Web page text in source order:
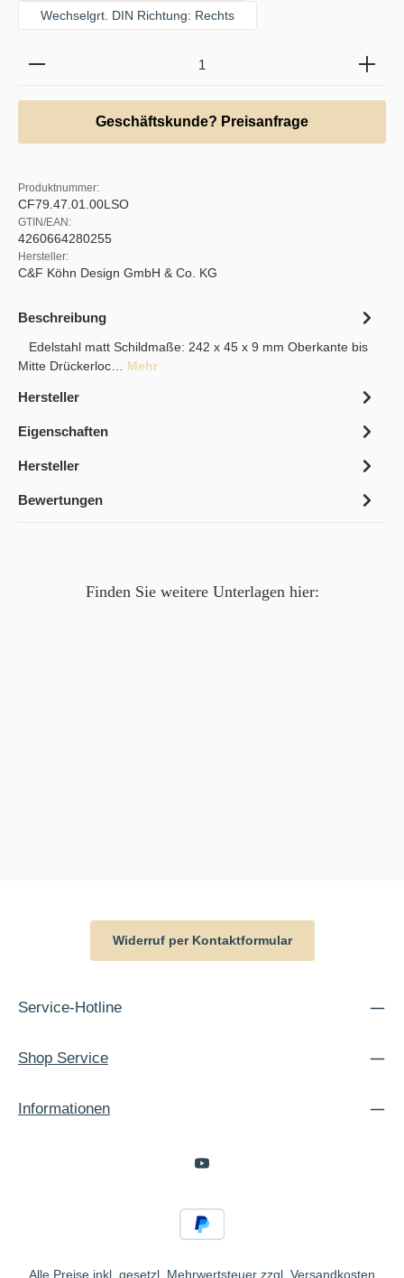
Wechselgrt. DIN Richtung: Rechts
Produkt Anzahl: Gib den gewünschten Wert ein
Geschäftskunde? Preisanfrage
Produktnummer:
CF79.47.01.00LSO
GTIN/EAN:
4260664280255
Hersteller:
C&F Köhn Design GmbH & Co. KG
Beschreibung
Edelstahl matt Schildmaße: 242 x 45 x 9 mm Oberkante bis
Mitte Drückerloc… Mehr
Hersteller
Eigenschaften
Hersteller
Bewertungen
Finden Sie weitere Unterlagen hier:
Widerruf per Kontaktformular
Service-Hotline
Shop Service
Informationen
Alle Preise inkl. gesetzl. Mehrwertsteuer zzgl. Versandkosten